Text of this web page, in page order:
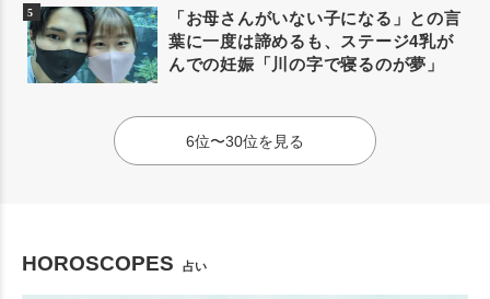
「お母さんがいない子になる」との言
葉に一度は諦めるも、ステージ4乳が
んでの妊娠「川の字で寝るのが夢」
6位〜30位を見る
HOROSCOPES 占い